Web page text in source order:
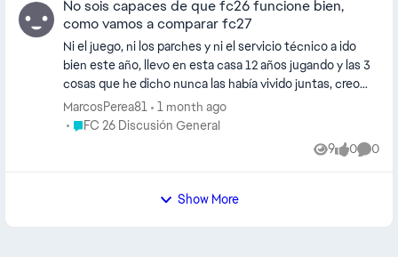
No sois capaces de que fc26 funcione bien,
como vamos a comparar fc27
Ni el juego, ni los parches y ni el servicio técnico a ido
bien este año, llevo en esta casa 12 años jugando y las 3
cosas que he dicho nunca las había vivido juntas, creo
que es hora ea fc de hacer autocrítica y compensar a los
jugadores que llevas tanto con vosotros y estáis
MarcosPerea81
1 month ago
Place FC 26 Discusión General
FC 26 Discusión General
9
Views 0
likes 0
Show More